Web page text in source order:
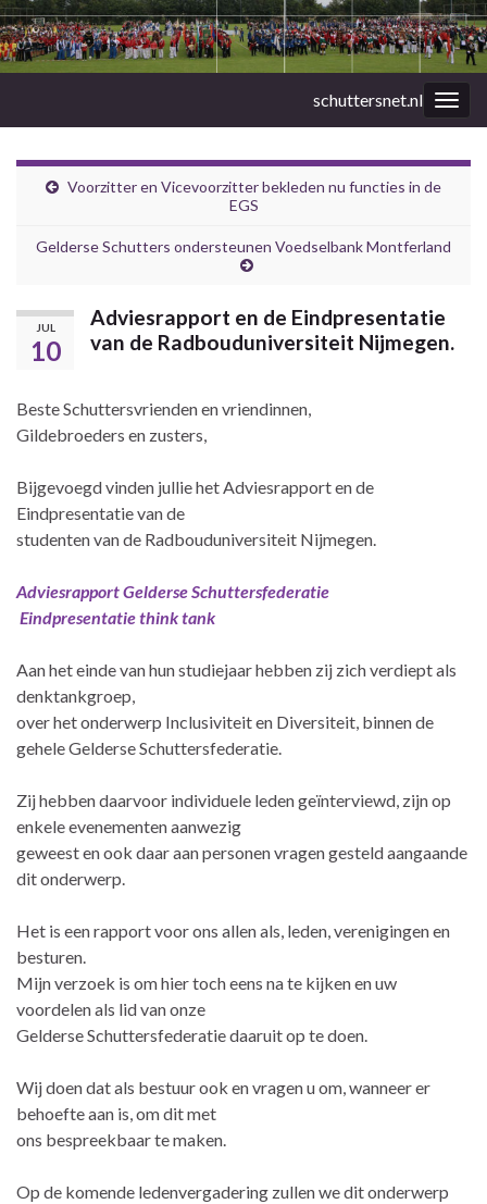
schuttersnet.nl
Voorzitter en Vicevoorzitter bekleden nu functies in de
EGS
Gelderse Schutters ondersteunen Voedselbank Montferland
JUL
10
Adviesrapport en de Eindpresentatie
van de Radbouduniversiteit Nijmegen.
Beste Schuttersvrienden en vriendinnen,
Gildebroeders en zusters,
Bijgevoegd vinden jullie het Adviesrapport en de
Eindpresentatie van de
studenten van de Radbouduniversiteit Nijmegen.
Adviesrapport Gelderse Schuttersfederatie
Eindpresentatie think tank
Aan het einde van hun studiejaar hebben zij zich verdiept als
denktankgroep,
over het onderwerp Inclusiviteit en Diversiteit, binnen de
gehele Gelderse Schuttersfederatie.
Zij hebben daarvoor individuele leden geïnterviewd, zijn op
enkele evenementen aanwezig
geweest en ook daar aan personen vragen gesteld aangaande
dit onderwerp.
Het is een rapport voor ons allen als, leden, verenigingen en
besturen.
Mijn verzoek is om hier toch eens na te kijken en uw
voordelen als lid van onze
Gelderse Schuttersfederatie daaruit op te doen.
Wij doen dat als bestuur ook en vragen u om, wanneer er
behoefte aan is, om dit met
ons bespreekbaar te maken.
Op de komende ledenvergadering zullen we dit onderwerp